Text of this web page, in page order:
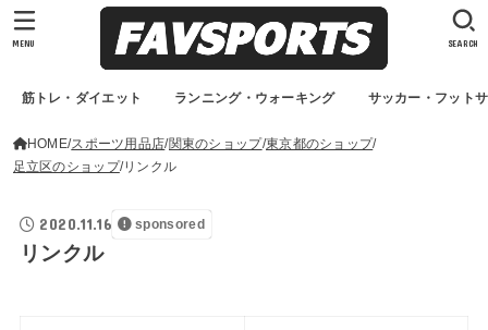
筋トレ・ダイエット ランニング・ウォーキング サッカー・フット
SEARCH
MENU
HOME スポーツ用品店 関東のショップ 東京都のショップ
足立区のショップ リンクル
2020.11.16 sponsored
リンクル